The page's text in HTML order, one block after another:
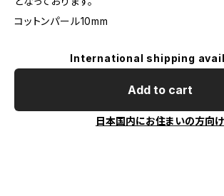
コットンパール10mm
International shipping
Add to cart
日本国内にお住まいの方向け